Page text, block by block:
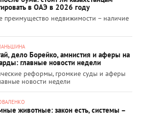
в ОАЭ в 2026 году
преимущество недвижимости – наличие
дело Борейко, амнистия и аферы на
главные новости недели
реформы, громкие суды и аферы
новости недели
животные: закон есть, системы –